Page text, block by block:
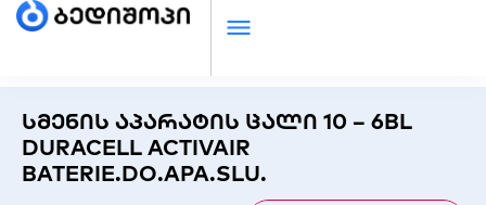
სმენის აპარატის ცალი 10 – 6BL
DURACELL ACTIVAIR
BATERIE.DO.APA.SLU.